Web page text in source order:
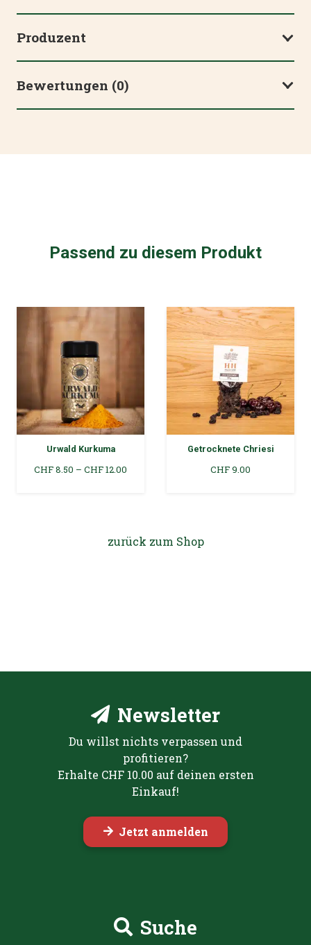
Produzent
Bewertungen (0)
Passend zu diesem Produkt
Getrocknete Chriesi
CHF9.00
Brooks Mangoschnitze
CHF26.00
zurück zum Shop
Newsletter
Du willst nichts verpassen und
profitieren?
Erhalte CHF 10.00 auf deinen ersten
Einkauf!
Jetzt anmelden
Suche